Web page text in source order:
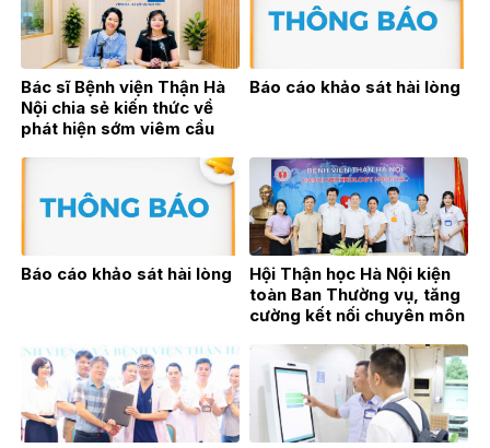
Bác sĩ Bệnh viện Thận Hà
Nội chia sẻ kiến thức về
phát hiện sớm viêm cầu
trực tiếp VOV2
Báo cáo khảo sát hài lòng
Báo cáo khảo sát hài lòng
Hội Thận học Hà Nội kiện
toàn Ban Thường vụ, tăng
cường kết nối chuyên môn
chuyên ngành Thận học